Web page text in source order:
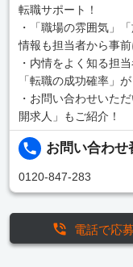
転職サポート！
・「職場の雰囲気」
情報も担当者から事前
・内情をよく知る担
「転職の成功確率」
・お問い合わせいた
開求人」もご紹介！
お問い合わせ
0120-847-283
電話で応募